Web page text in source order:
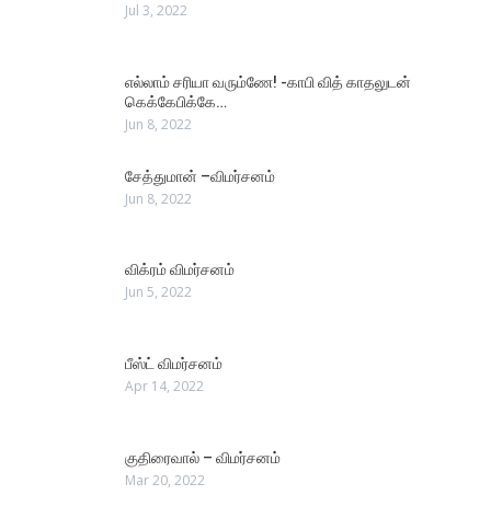
Jul 3, 2022
எல்லாம் சரியா வரும்ணே! -காபி வித் காதலுடன்
கெக்கேபிக்கே…
Jun 8, 2022
சேத்துமான் –விமர்சனம்
Jun 8, 2022
விக்ரம் விமர்சனம்
Jun 5, 2022
பீஸ்ட் விமர்சனம்
Apr 14, 2022
குதிரைவால் – விமர்சனம்
Mar 20, 2022